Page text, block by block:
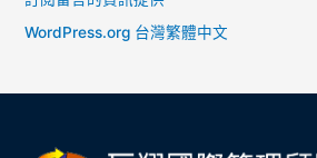
WordPress.org 台灣繁體中文